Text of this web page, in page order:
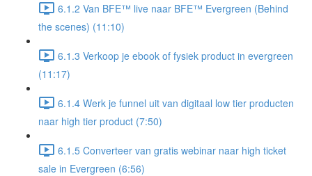
6.1.2 Van BFE™ live naar BFE™ Evergreen (Behind
the scenes) (11:10)
6.1.3 Verkoop je ebook of fysiek product in evergreen
(11:17)
6.1.4 Werk je funnel uit van digitaal low tier producten
naar high tier product (7:50)
6.1.5 Converteer van gratis webinar naar high ticket
sale in Evergreen (6:56)